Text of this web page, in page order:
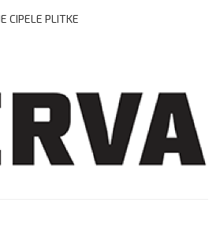
CIPELE PLITKE